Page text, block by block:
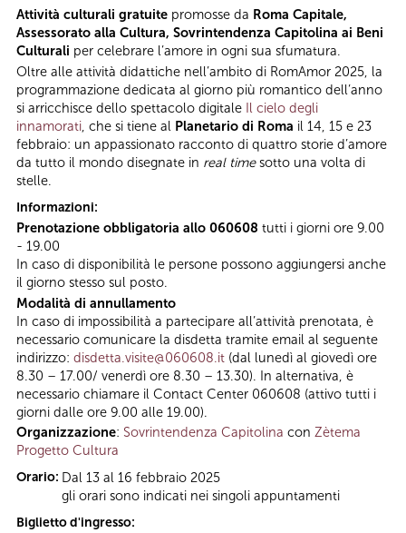
Attività culturali gratuite promosse da Roma Capitale,
Assessorato alla Cultura, Sovrintendenza Capitolina ai Beni
Culturali per celebrare l’amore in ogni sua sfumatura.
Oltre alle attività didattiche nell’ambito di RomAmor 2025, la
programmazione dedicata al giorno più romantico dell’anno
si arricchisce dello spettacolo digitale Il cielo degli
innamorati, che si tiene al Planetario di Roma il 14, 15 e 23
febbraio: un appassionato racconto di quattro storie d’amore
da tutto il mondo disegnate in real timesotto una volta di
stelle.
Informazioni:
Prenotazione obbligatoria allo 060608 tutti i giorni ore 9.00
- 19.00
In caso di disponibilità le persone possono aggiungersi anche
il giorno stesso sul posto.
Modalità di annullamento
In caso di impossibilità a partecipare all’attività prenotata, è
necessario comunicare la disdetta tramite email al seguente
indirizzo: disdetta.visite@060608.it (dal lunedì al giovedì ore
8.30 – 17.00/ venerdì ore 8.30 – 13.30). In alternativa, è
necessario chiamare il Contact Center 060608 (attivo tutti i
giorni dalle ore 9.00 alle 19.00).
Organizzazione: Sovrintendenza Capitolina con Zètema
Progetto Cultura
Orario: Dal 13 al 16 febbraio 2025
gli orari sono indicati nei singoli appuntamenti
Biglietto d'ingresso: